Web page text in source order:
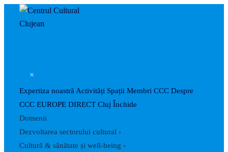
Skip
×
Expertiza noastră Activități Spații Membri CCC Despre
CCC EUROPE DIRECT Cluj Închide
Domenii
Dezvoltarea sectorului cultural ›
Cultură & sănătate și well-being ›
Post
pagination